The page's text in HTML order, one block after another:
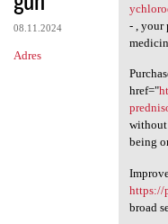
08.11.2024
Adres
- , your
href="
without
being
https://
broad